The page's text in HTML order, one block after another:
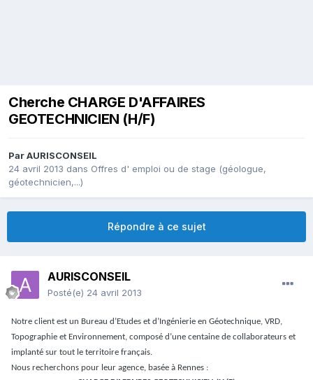
Cherche CHARGE D'AFFAIRES
GEOTECHNICIEN (H/F)
ParAURISCONSEIL
24 avril 2013 dans Offres d' emploi ou de stage (géologue,
géotechnicien,...)
Répondre à ce sujet
AURISCONSEIL
Posté(e) 24 avril 2013
Notre client est un Bureau d’Etudes et d’Ingénierie en Géotechnique, VRD,
Topographie et Environnement, composé d’une centaine de collaborateurs et
implanté sur tout le territoire français.
Nous recherchons pour leur agence, basée à Rennes :